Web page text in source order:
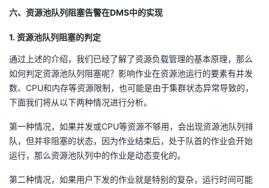
六、资源池队列阻塞告警在DMS中的实现
1. 资源池队列阻塞的判定
通过上述的介绍，我们已经了解了资源负载管理的基本原理，那么
如何判定资源池队列阻塞呢？影响作业在资源池运行的要素有并发
数、CPU和内存等资源限制，也可能是由于集群状态异常导致的，
下面我们将从以下两种情况进行分析。
第一种情况，如果并发或CPU等资源不够用，会出现资源池队列排
队，但并非阻塞的状态，因为作业结束后，处于队首的作业会开始
运行，那么资源池队列中的作业是动态变化的。
第二种情况，如果用户下发的作业就是特别的复杂，运行时间可能